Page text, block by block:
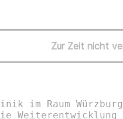
Zur Zeit nicht
im Raum
Weiterentwicklung